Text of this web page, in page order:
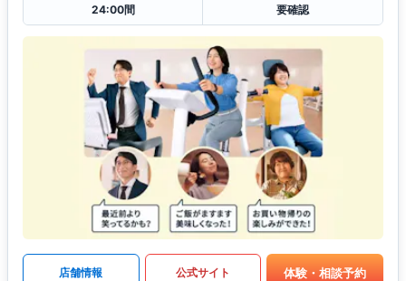
24:00間
要確認
店舗情報 公式サイト 体験・相談予約